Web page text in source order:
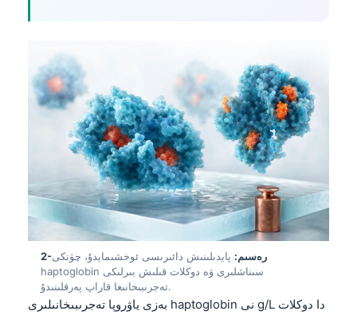
2-رەسىم: پايدىلىنىش دائىرىسى ئوخشىمايدۇ، چۈنكى
haptoglobin سىناشلىرى ۋە دوكلات قىلىش بىرلىكى
تەجرىبىخانىغا قاراپ پەرقلىنىدۇ.
بەزى ياۋروپا تەجرىبىخانىلىرى haptoglobin نى g/L دا دوكلات